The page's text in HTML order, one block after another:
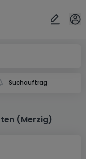
Suchauftrag
(Merzig)
ok